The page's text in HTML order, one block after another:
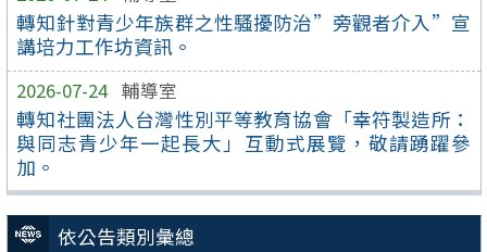
轉知針對青少年族群之性騷擾防治”旁觀者介入”宣
講培力工作坊資訊。
2026-07-24 輔導室
轉知社團法人台灣性別平等教育協會「幸符製造所：
與同志青少年一起長大」互動式展覽，敬請踴躍參
加。
依公告類別彙總